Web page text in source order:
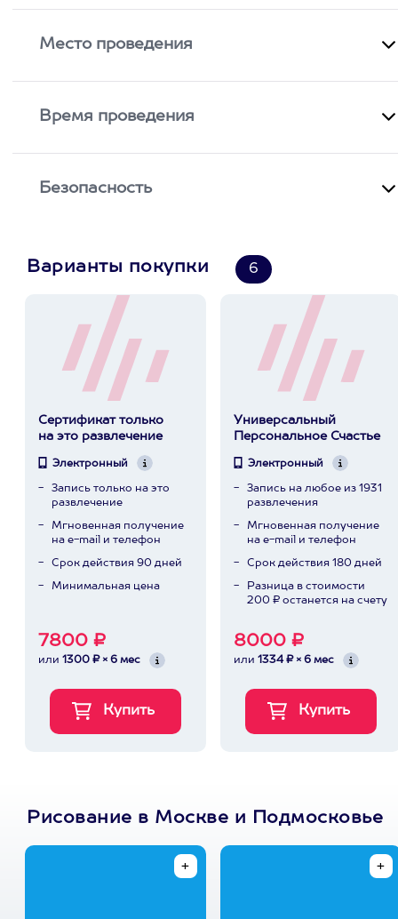
Место проведения
Время проведения
Безопасность
Варианты покупки 6
Сертификат только
на это развлечение
Электронный
Запись только на это
развлечение
Мгновенная получение
на e-mail и телефон
Срок действия 90 дней
Минимальная цена
7800 ₽
или 1300 ₽ × 6 мес
Универсальный
Персональное Счастье
Электронный
Запись на любое из 1931
развлечения
Мгновенная получение
на e-mail и телефон
Срок действия 180 дней
Разница в стоимости
200 ₽ останется на счету
8000 ₽
или 1334 ₽ × 6 мес
Рисование в Москве и Подмосковье